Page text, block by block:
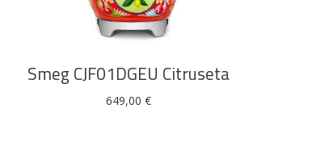
DODAJ U KOŠARICU
Smeg CJF01DGEU Citruseta
649,00 €